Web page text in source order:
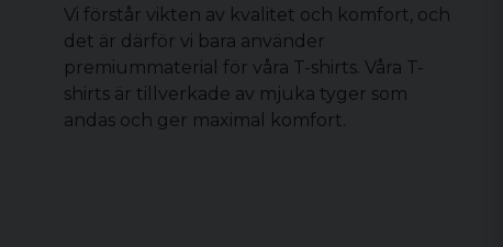
Vi förstår vikten av kvalitet och komfort, och
det är därför vi bara använder
premiummaterial för våra T-shirts. Våra T-
shirts är tillverkade av mjuka tyger som
andas och ger maximal komfort.